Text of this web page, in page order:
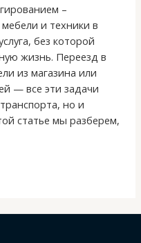
–
и техники в
без которой
жизнь. Переезд в
из магазина или
— все эти задачи
но и
статье мы разберем,